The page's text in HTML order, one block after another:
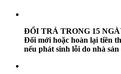
ĐỔI TRẢ TRONG 15
Đổi mới hoặc hoàn lại tiền
nếu phát sinh lỗi do nhà